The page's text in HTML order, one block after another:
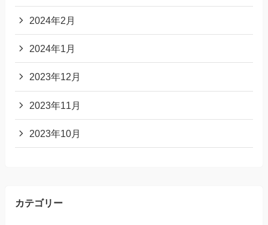
2024年2月
2024年1月
2023年12月
2023年11月
2023年10月
カテゴリー